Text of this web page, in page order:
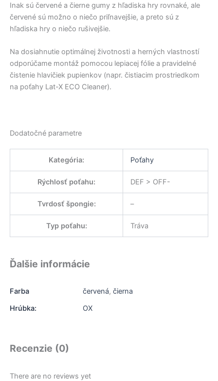
Inak sú červené a čierne gumy z hľadiska hry rovnaké, ale
červené sú možno o niečo priľnavejšie, a preto sú z
hľadiska hry o niečo rušivejšie.
Na dosiahnutie optimálnej životnosti a herných vlastností
odporúčame montáž pomocou lepiacej fólie a pravidelné
čistenie hlavičiek pupienkov (napr. čistiacim prostriedkom
na poťahy Lat-X ECO Cleaner).
Dodatočné parametre
Kategória: Poťahy
Rýchlosť poťahu: DEF > OFF-
Tvrdosť špongie: –
Typ poťahu: Tráva
Ďalšie informácie
Farba červená, čierna
Hrúbka:
OX
Recenzie (0)
There are no reviews yet